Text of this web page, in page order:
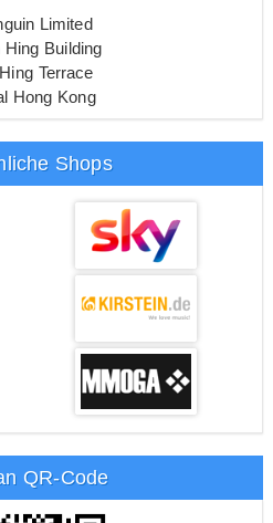
Limited
Hing Building
Terrace
Hong Kong
Shops
QR-Code